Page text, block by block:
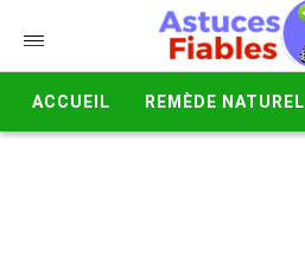
ACCUEIL REMÈDE NATUREL